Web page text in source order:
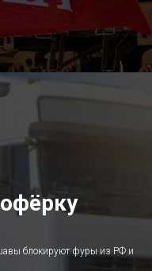
блокируют фуры из РФ и